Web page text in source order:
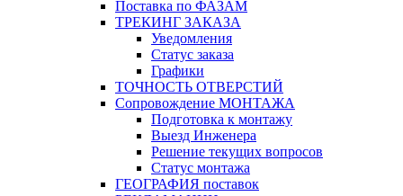
Поставка по ФАЗАМ
ТРЕКИНГ ЗАКАЗА
Уведомления
Статус заказа
Графики
ТОЧНОСТЬ ОТВЕРСТИЙ
Сопровождение МОНТАЖА
Подготовка к монтажу
Выезд Инженера
Решение текущих вопросов
Статус монтажа
ГЕОГРАФИЯ поставок